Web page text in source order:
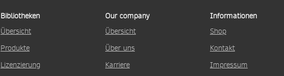
Bibliotheken
Übersicht
Produkte
Lizenzierung
Our company
Übersicht
Über uns
Karriere
Informationen
Shop
Kontakt
Impressum